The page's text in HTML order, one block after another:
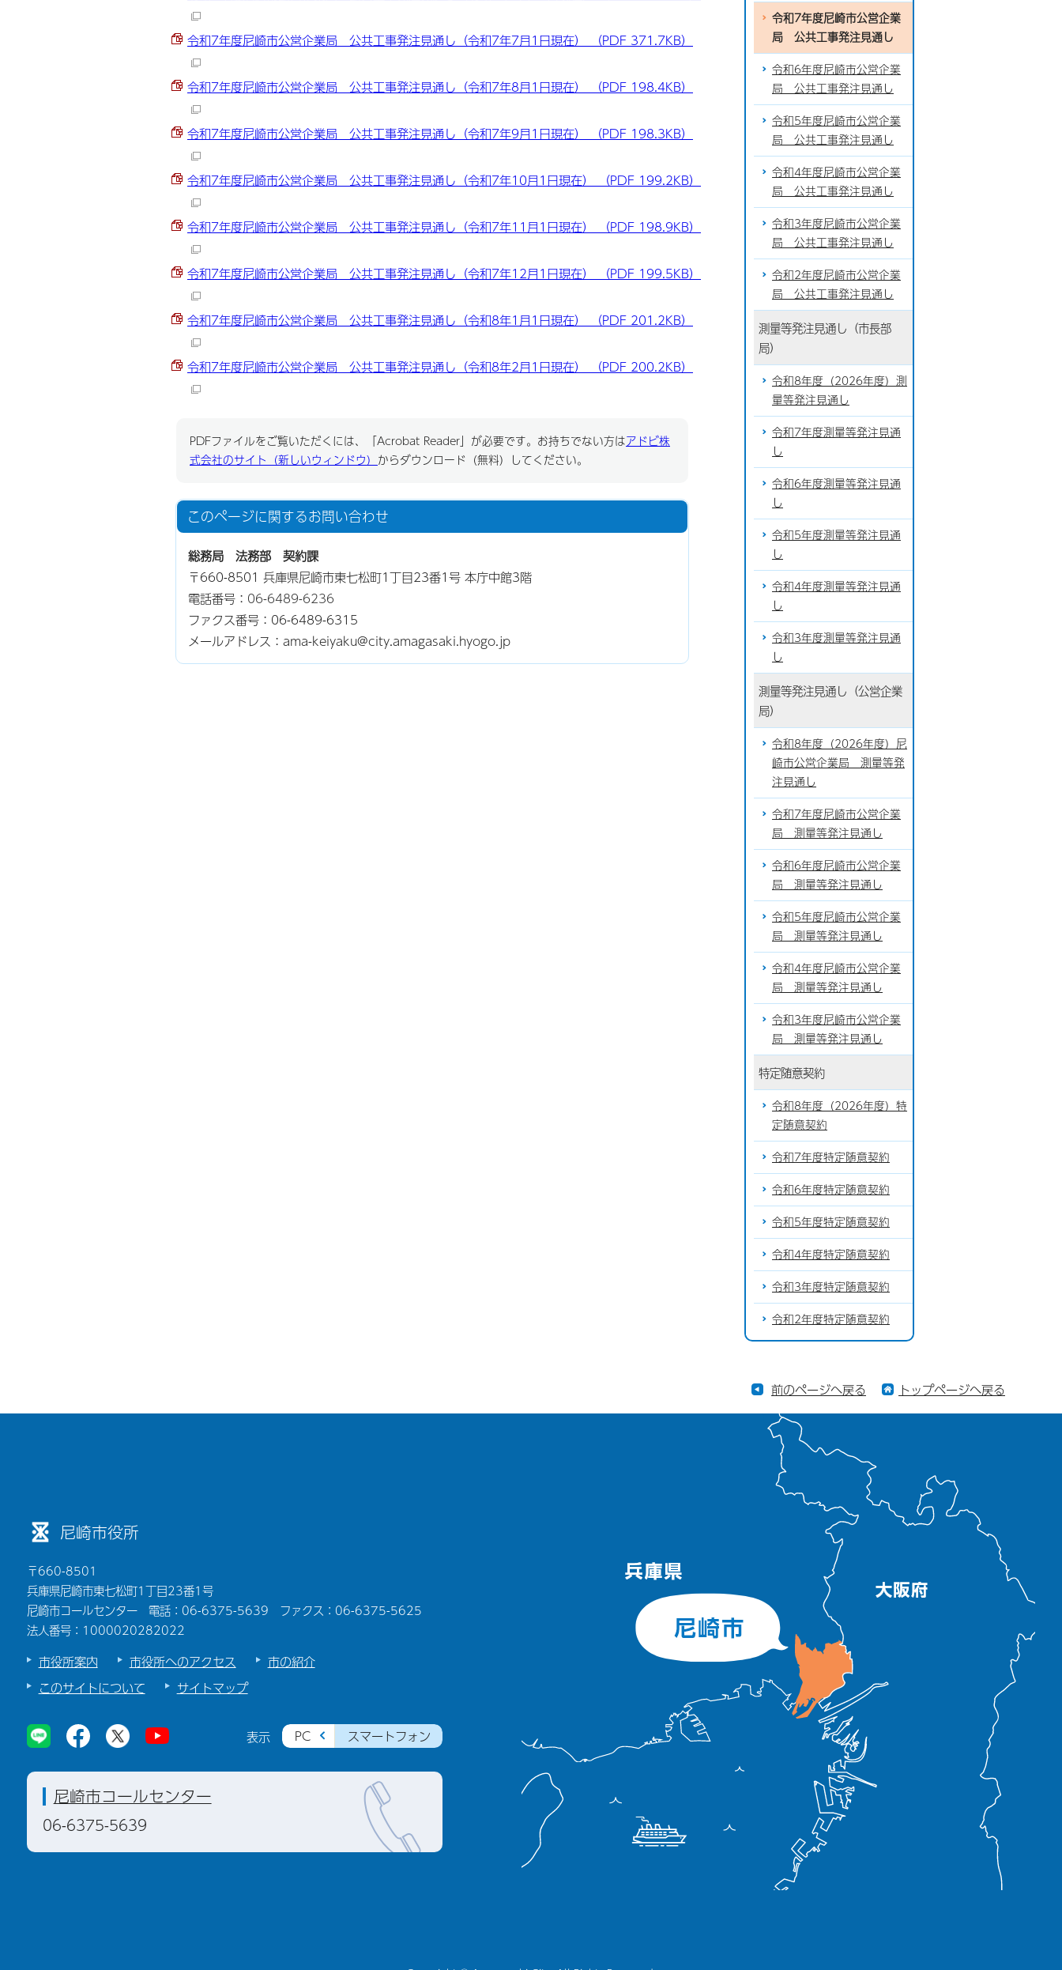
令和7年度尼崎市公営企業局 公共工事発注見通し（令和7年7月1日現在） （PDF 371.7KB）
令和7年度尼崎市公営企業局 公共工事発注見通し（令和7年8月1日現在） （PDF 198.4KB）
令和7年度尼崎市公営企業局 公共工事発注見通し（令和7年9月1日現在） （PDF 198.3KB）
令和7年度尼崎市公営企業局 公共工事発注見通し（令和7年10月1日現在） （PDF 199.2KB）
令和7年度尼崎市公営企業局 公共工事発注見通し（令和7年11月1日現在） （PDF 198.9KB）
令和7年度尼崎市公営企業局 公共工事発注見通し（令和7年12月1日現在） （PDF 199.5KB）
令和7年度尼崎市公営企業局 公共工事発注見通し（令和8年1月1日現在） （PDF 201.2KB）
令和7年度尼崎市公営企業局 公共工事発注見通し（令和8年2月1日現在） （PDF 200.2KB）
PDFファイルをご覧いただくには、「Acrobat Reader」が必要です。お持ちでない方はアドビ株
式会社のサイト（新しいウィンドウ） からダウンロード（無料）してください。
このページに関するお問い合わせ
総務局 法務部 契約課
〒660-8501 兵庫県尼崎市東七松町1丁目23番1号 本庁中館3階
電話番号： 06-6489-6236
ファクス番号：06-6489-6315
メールアドレス：ama-keiyaku@city.amagasaki.hyogo.jp
令和7年度尼崎市公営企業
局 公共工事発注見通し
令和6年度尼崎市公営企業
局 公共工事発注見通し
令和5年度尼崎市公営企業
局 公共工事発注見通し
令和4年度尼崎市公営企業
局 公共工事発注見通し
令和3年度尼崎市公営企業
局 公共工事発注見通し
令和2年度尼崎市公営企業
局 公共工事発注見通し
測量等発注見通し（市長部
局）
令和8年度（2026年度）測
量等発注見通し
令和7年度測量等発注見通
し
令和6年度測量等発注見通
し
令和5年度測量等発注見通
し
令和4年度測量等発注見通
し
令和3年度測量等発注見通
し
測量等発注見通し（公営企業
局）
令和8年度（2026年度）尼
崎市公営企業局 測量等発
注見通し
令和7年度尼崎市公営企業
局 測量等発注見通し
令和6年度尼崎市公営企業
局 測量等発注見通し
令和5年度尼崎市公営企業
局 測量等発注見通し
令和4年度尼崎市公営企業
局 測量等発注見通し
令和3年度尼崎市公営企業
局 測量等発注見通し
特定随意契約
令和8年度（2026年度）特
定随意契約
令和7年度特定随意契約
令和6年度特定随意契約
令和5年度特定随意契約
令和4年度特定随意契約
令和3年度特定随意契約
令和2年度特定随意契約
前のページへ戻る トップページへ戻る
尼崎市役所
〒660-8501
兵庫県尼崎市東七松町1丁目23番1号
尼崎市コールセンター 電話：06-6375-5639 ファクス：06-6375-5625
法人番号：1000020282022
市役所案内 市役所へのアクセス
市の紹介
このサイトについて
サイトマップ
表示 PC スマートフォン
尼崎市コールセンター
06-6375-5639